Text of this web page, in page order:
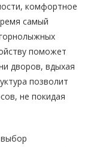
комфортное
самый
поможет
дворов, вдыхая
позволит
не покидая